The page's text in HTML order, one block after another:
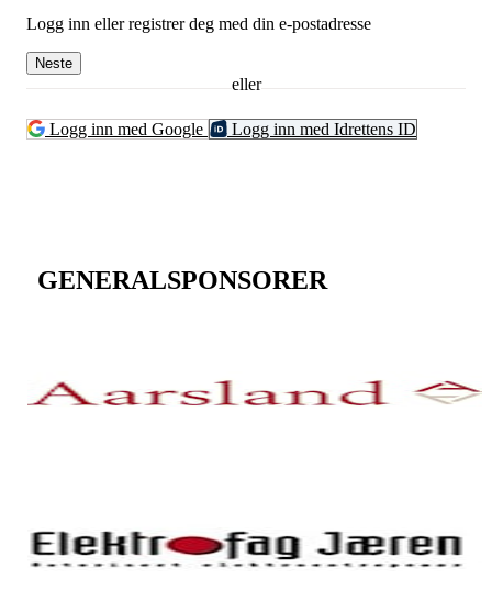
Logg inn eller registrer deg med din e-postadresse
Neste
eller
Logg inn med Google Logg inn med Idrettens ID
GENERALSPONSORER